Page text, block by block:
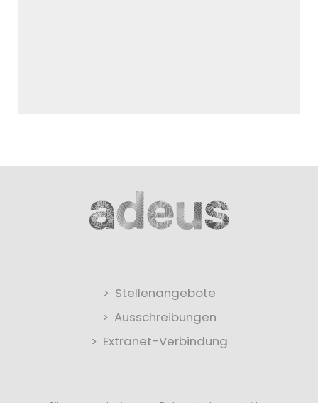
Stellenangebote
Ausschreibungen
Extranet-Verbindung